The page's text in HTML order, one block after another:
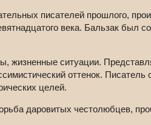
писателей прошлого,
века. Бальзак
жизненные ситуации.
оттенок.
целей.
даровитых честолюбцев,